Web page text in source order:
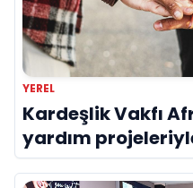
YEREL
Kardeşlik Vakfı
yardım